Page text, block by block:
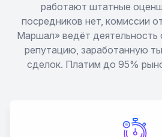
работают штатные
посредников нет, комиссии
Маршал» ведёт деятельность
репутацию, заработанную
сделок. Платим до 95%